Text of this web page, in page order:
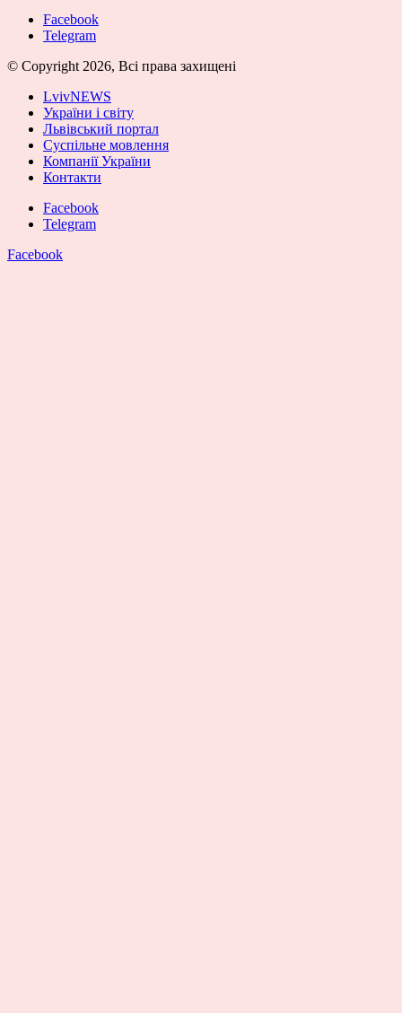
Facebook
Telegram
© Copyright 2026, Всі права захищені
LvivNEWS
України і світу
Львівський портал
Суспільне мовлення
Компанії України
Контакти
Facebook
Telegram
Facebook